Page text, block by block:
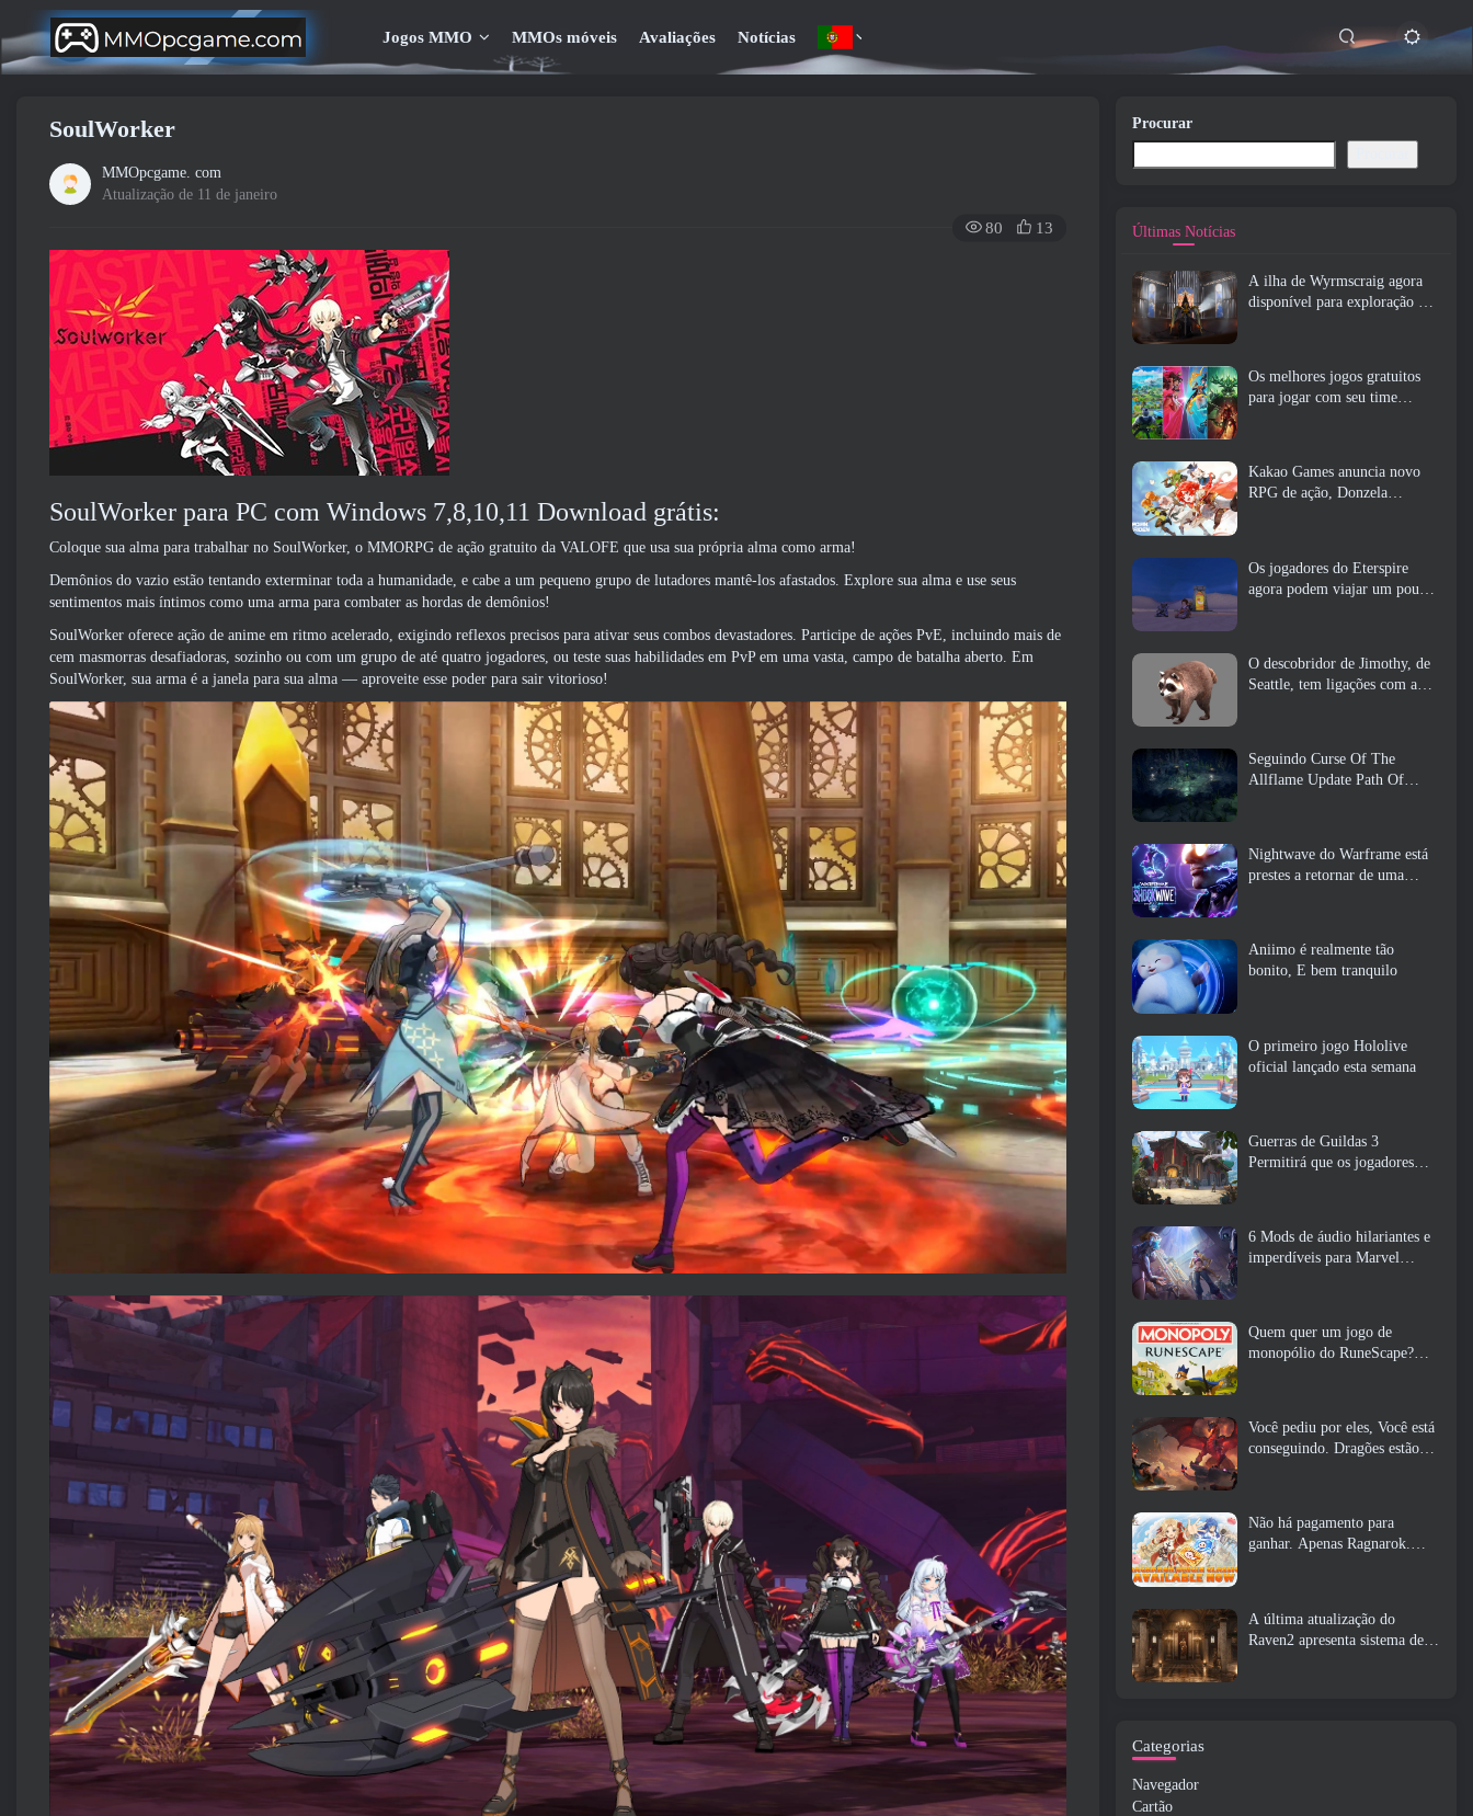
Jogos MMO MMOs móveis Avaliações Notícias
SoulWorker
MMOpcgame. com
Atualização de 11 de janeiro
80 13
SoulWorker para PC com Windows 7,8,10,11 Download grátis:
Coloque sua alma para trabalhar no SoulWorker, o MMORPG de ação gratuito da VALOFE que usa sua própria alma como arma!
Demônios do vazio estão tentando exterminar toda a humanidade, e cabe a um pequeno grupo de lutadores mantê-los afastados. Explore sua alma e use seus
sentimentos mais íntimos como uma arma para combater as hordas de demônios!
SoulWorker oferece ação de anime em ritmo acelerado, exigindo reflexos precisos para ativar seus combos devastadores. Participe de ações PvE, incluindo mais de
cem masmorras desafiadoras, sozinho ou com um grupo de até quatro jogadores, ou teste suas habilidades em PvP em uma vasta, campo de batalha aberto. Em
SoulWorker, sua arma é a janela para sua alma — aproveite esse poder para sair vitorioso!
Procurar
Últimas Notícias
A ilha de Wyrmscraig agora
disponível para exploração no
Os melhores jogos gratuitos
para jogar com seu time
Kakao Games anuncia novo
RPG de ação, Donzela
Os jogadores do Eterspire
agora podem viajar um pouco
O descobridor de Jimothy, de
Seattle, tem ligações com a
Seguindo Curse Of The
Allflame Update Path Of
Nightwave do Warframe está
prestes a retornar de uma
Aniimo é realmente tão
bonito, E bem tranquilo
O primeiro jogo Hololive
oficial lançado esta semana
Guerras de Guildas 3
Permitirá que os jogadores
6 Mods de áudio hilariantes e
imperdíveis para Marvel
Quem quer um jogo de
monopólio do RuneScape?
Você pediu por eles, Você está
conseguindo. Dragões estão
Não há pagamento para
ganhar. Apenas Ragnarok.
A última atualização do
Raven2 apresenta sistema de
Categorias
Navegador
Cartão